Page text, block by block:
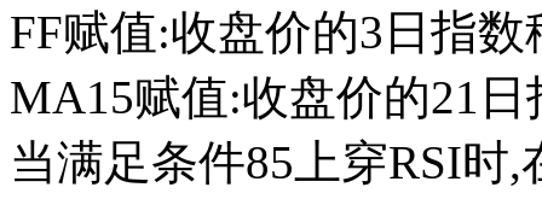
FF赋值:收盘价的3日指数
MA15赋值:收盘价的21
当满足条件85上穿RSI时